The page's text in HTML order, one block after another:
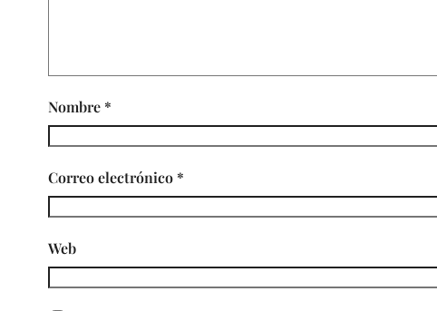
Nombre *
Correo electrónico *
Web